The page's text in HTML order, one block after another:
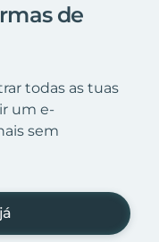
de
todas as tuas
um e-
sem